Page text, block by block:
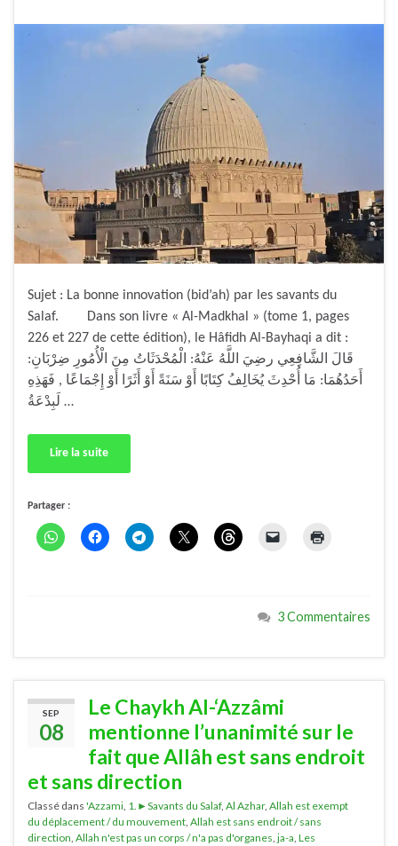
Sujet : La bonne innovation (bid’ah) par les savants du
Salaf. Dans son livre « Al-Madkhal » (tome 1, pages
226 et 227 de cette édition), le Hâfidh Al-Bayhaqi a dit :
قَالَ الشَّافِعِي رضِيَ اللَّهُ عَنْهُ: الْمُحْدَثَاتُ مِنَ الْأُمُورِ ضِرْبَانِ:
أَحَدُهُمَا: مَا أُحْدِثَ يُخَالِفُ كِتَابًا أَوْ سَنَةً أَوْ أَثَرًا أَوْ إِجْمَاعًا , فَهَذِهِ
لَبِدْعَةُ …
Lire la suite
Partager :
3 Commentaires
SEP
08
Le Chaykh Al-‘Azzâmi
mentionne l’unanimité sur le
fait que Allâh est sans endroit
et sans direction
Classé dans 'Azzami, 1.►Savants du Salaf, Al Azhar, Allah est exempt
du déplacement / du mouvement, Allah est sans endroit / sans
direction, Allah n'est pas un corps / n'a pas d'organes, ja-a, Les